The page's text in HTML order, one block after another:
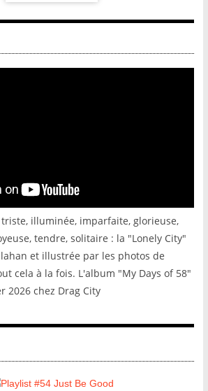
triste, illuminée, imparfaite, glorieuse,
tendre, solitaire : la "Lonely City"
et illustrée par les photos de
cela à la fois. L'album "My Days of 58"
2026 chez Drag City